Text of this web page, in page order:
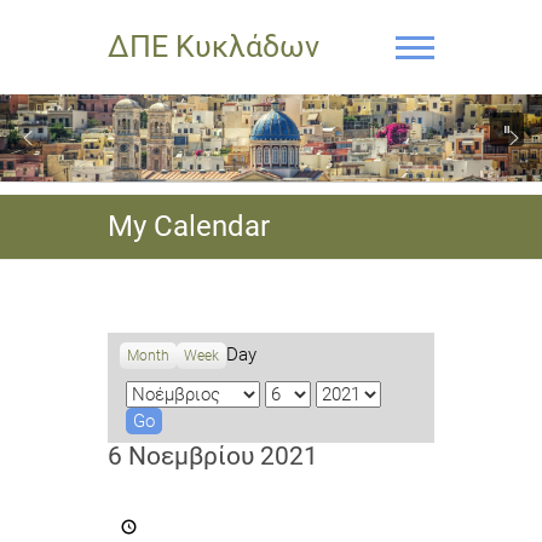
ΔΠΕ Κυκλάδων
My Calendar
Month Week Day
M
o
n
D
y
Y
a
6 Νοεμβρίου 2021
στο